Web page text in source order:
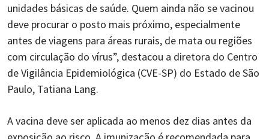
unidades básicas de saúde. Quem ainda não se vacinou
deve procurar o posto mais próximo, especialmente
antes de viagens para áreas rurais, de mata ou regiões
com circulação do vírus”, destacou a diretora do Centro
de Vigilância Epidemiológica (CVE-SP) do Estado de São
Paulo, Tatiana Lang.
A vacina deve ser aplicada ao menos dez dias antes da